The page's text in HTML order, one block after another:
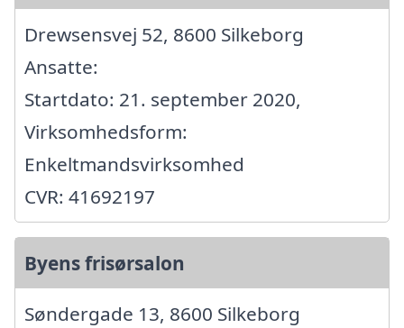
Drewsensvej 52, 8600 Silkeborg
Ansatte:
Startdato: 21. september 2020,
Virksomhedsform:
Enkeltmandsvirksomhed
CVR: 41692197
Byens frisørsalon
Søndergade 13, 8600 Silkeborg